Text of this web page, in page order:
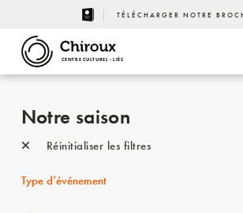
TÉLÉCHARGER NOTRE
CENTRE CULTUREL - LIÈGE
Notre saison
Réinitialiser les filtres
Type d’événement